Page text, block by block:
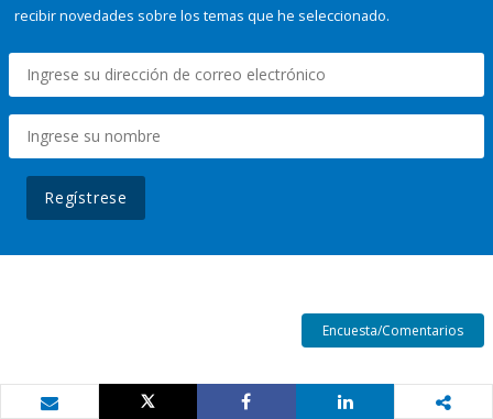
recibir novedades sobre los temas que he seleccionado.
Regístrese
Encuesta/Comentarios